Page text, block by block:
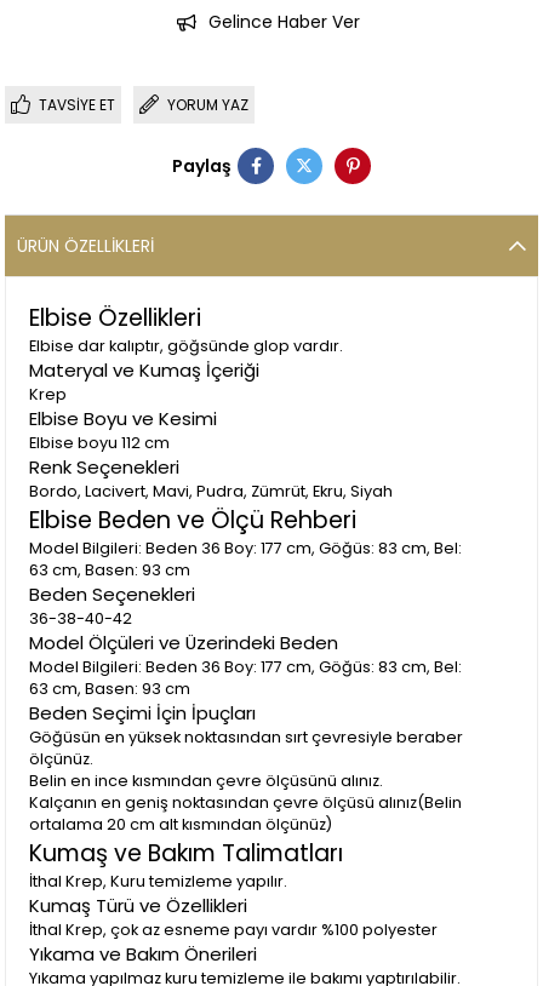
Gelince Haber Ver
TAVSIYE ET YORUM YAZ
Paylaş
ÜRÜN ÖZELLIKLERI
Elbise Özellikleri
Elbise dar kalıptır, göğsünde glop vardır.
Materyal ve Kumaş İçeriği
Krep
Elbise Boyu ve Kesimi
Elbise boyu 112 cm
Renk Seçenekleri
Bordo, Lacivert, Mavi, Pudra, Zümrüt, Ekru, Siyah
Elbise Beden ve Ölçü Rehberi
Model Bilgileri: Beden 36 Boy: 177 cm, Göğüs: 83 cm, Bel:
63 cm, Basen: 93 cm
Beden Seçenekleri
36-38-40-42
Model Ölçüleri ve Üzerindeki Beden
Model Bilgileri: Beden 36 Boy: 177 cm, Göğüs: 83 cm, Bel:
63 cm, Basen: 93 cm
Beden Seçimi İçin İpuçları
Göğüsün en yüksek noktasından sırt çevresiyle beraber
ölçünüz.
Belin en ince kısmından çevre ölçüsünü alınız.
Kalçanın en geniş noktasından çevre ölçüsü alınız(Belin
ortalama 20 cm alt kısmından ölçünüz)
Kumaş ve Bakım Talimatları
İthal Krep, Kuru temizleme yapılır.
Kumaş Türü ve Özellikleri
İthal Krep, çok az esneme payı vardır %100 polyester
Yıkama ve Bakım Önerileri
Yıkama yapılmaz kuru temizleme ile bakımı yaptırılabilir.